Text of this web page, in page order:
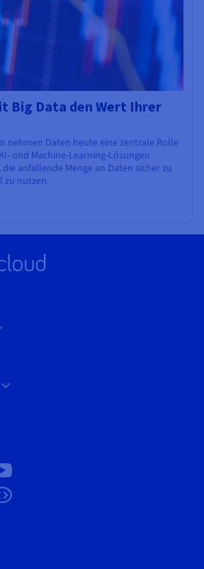
Big Data den Wert Ihrer
nehmen Daten heute eine zentrale Rolle
und Machine-Learning-Lösungen
anfallende Menge an Daten sicher zu
zu nutzen.